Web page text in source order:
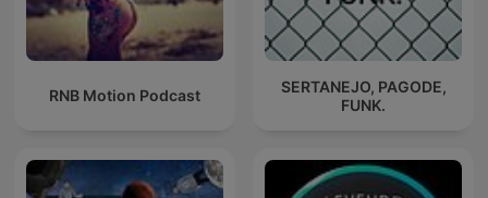
RNB Motion Podcast
SERTANEJO, PAGODE,
FUNK.